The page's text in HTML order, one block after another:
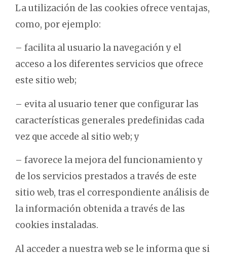
La utilización de las cookies ofrece ventajas,
como, por ejemplo:
– facilita al usuario la navegación y el
acceso a los diferentes servicios que ofrece
este sitio web;
– evita al usuario tener que configurar las
características generales predefinidas cada
vez que accede al sitio web; y
– favorece la mejora del funcionamiento y
de los servicios prestados a través de este
sitio web, tras el correspondiente análisis de
la información obtenida a través de las
cookies instaladas.
Al acceder a nuestra web se le informa que si